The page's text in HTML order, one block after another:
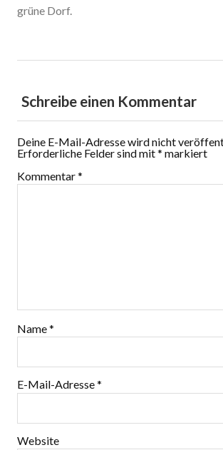
grüne Dorf.
Schreibe einen Kommentar
Deine E-Mail-Adresse wird nicht
Erforderliche Felder sind mit* markiert
Kommentar*
Name*
E-Mail-Adresse*
Website